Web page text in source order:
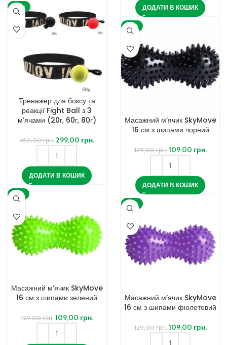
ДОДАТИ В КОШИК
-34%
Тренажер для боксу та
реакції Fight Ball з 3
м’ячами (20г, 60г, 80г)
450,00грн. 299,00 грн.
ДОДАТИ В КОШИК
-16%
Масажний м’ячик SkyMove
16 см з шипами чорний
129,00грн. 109,00 грн.
ДОДАТИ В КОШИК
-16%
Масажний м’ячик SkyMove
16 см з шипами зелений
129,00грн. 109,00 грн.
-16%
Масажний м’ячик SkyMove
16 см з шипами фіолетовий
129,00грн. 109,00 грн.